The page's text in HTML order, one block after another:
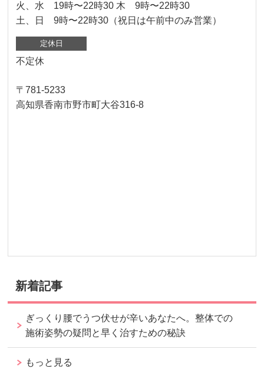
火、水 19時〜22時30 木 9時〜22時30
土、日 9時〜22時30（祝日は午前中のみ営業）
定休日
不定休
〒781-5233
高知県香南市野市町大谷316-8
新着記事
ぎっくり腰でうつ伏せが辛いあなたへ。整体での
施術姿勢の疑問と早く治すための秘訣
もっと見る